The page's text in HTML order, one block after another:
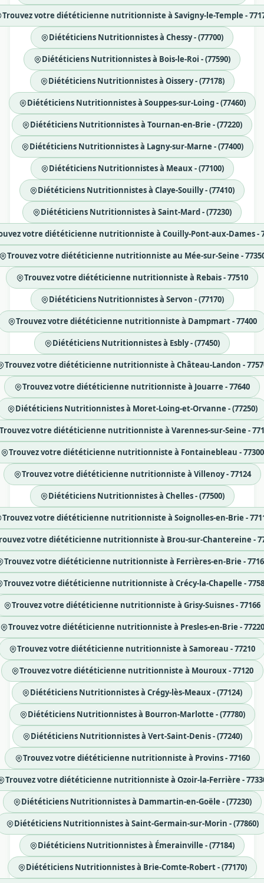
Trouvez votre diététicienne nutritionniste à Savigny-le-Temple -
Diététiciens Nutritionnistes à Chessy - (77700)
Diététiciens Nutritionnistes à Bois-le-Roi - (77590)
Diététiciens Nutritionnistes à Oissery - (77178)
Diététiciens Nutritionnistes à Souppes-sur-Loing - (77460)
Diététiciens Nutritionnistes à Tournan-en-Brie - (77220)
Diététiciens Nutritionnistes à Lagny-sur-Marne - (77400)
Diététiciens Nutritionnistes à Meaux - (77100)
Diététiciens Nutritionnistes à Claye-Souilly - (77410)
Diététiciens Nutritionnistes à Saint-Mard - (77230)
votre diététicienne nutritionniste à Couilly-Pont-aux-Dames -
Trouvez votre diététicienne nutritionniste au Mée-sur-Seine -
Trouvez votre diététicienne nutritionniste à Rebais - 77510
Diététiciens Nutritionnistes à Servon - (77170)
Trouvez votre diététicienne nutritionniste à Dampmart - 77400
Diététiciens Nutritionnistes à Esbly - (77450)
Trouvez votre diététicienne nutritionniste à Château-Landon -
Trouvez votre diététicienne nutritionniste à Jouarre - 77640
Diététiciens Nutritionnistes à Moret-Loing-et-Orvanne - (77250)
Trouvez votre diététicienne nutritionniste à Varennes-sur-Seine -
Trouvez votre diététicienne nutritionniste à Fontainebleau - 77300
Trouvez votre diététicienne nutritionniste à Villenoy - 77124
Diététiciens Nutritionnistes à Chelles - (77500)
Trouvez votre diététicienne nutritionniste à Soignolles-en-Brie -
votre diététicienne nutritionniste à Brou-sur-Chantereine -
Trouvez votre diététicienne nutritionniste à Ferrières-en-Brie -
Trouvez votre diététicienne nutritionniste à Crécy-la-Chapelle -
Trouvez votre diététicienne nutritionniste à Grisy-Suisnes - 77166
Trouvez votre diététicienne nutritionniste à Presles-en-Brie - 77220
Trouvez votre diététicienne nutritionniste à Samoreau - 77210
Trouvez votre diététicienne nutritionniste à Mouroux - 77120
Diététiciens Nutritionnistes à Crégy-lès-Meaux - (77124)
Diététiciens Nutritionnistes à Bourron-Marlotte - (77780)
Diététiciens Nutritionnistes à Vert-Saint-Denis - (77240)
Trouvez votre diététicienne nutritionniste à Provins - 77160
Trouvez votre diététicienne nutritionniste à Ozoir-la-Ferrière -
Diététiciens Nutritionnistes à Dammartin-en-Goële - (77230)
Diététiciens Nutritionnistes à Saint-Germain-sur-Morin - (77860)
Diététiciens Nutritionnistes à Émerainville - (77184)
Diététiciens Nutritionnistes à Brie-Comte-Robert - (77170)